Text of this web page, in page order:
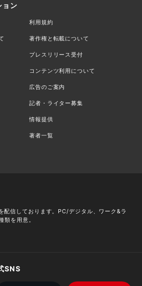
ョン
利用規約
著作権と転載について
プレスリリース受付
コンテンツ利用について
広告のご案内
記者・ライター募集
情報提供
著者一覧
配信しております。PC/デジタル、ワーク&ラ
類を用意。
SNS